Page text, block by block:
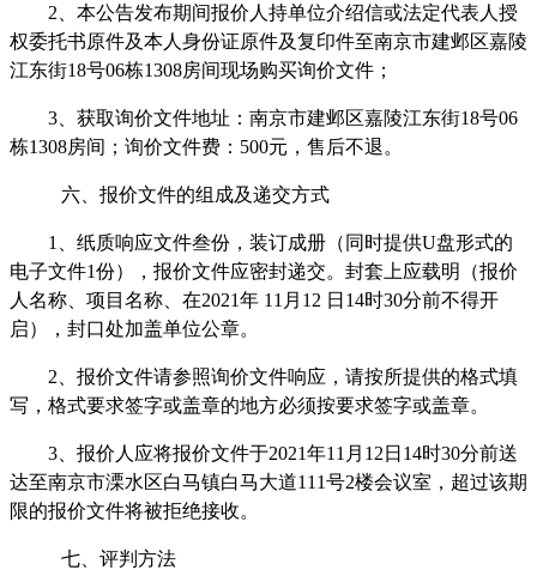
2 、本公告发布期间报价人持单位介绍信或法定代表人授
权委托书原件及本人身份证原件及复印件至南京市建邺区嘉陵
江东街18号06栋1308房间现场购买询价文件；
3 、获取询价文件地址：南京市建邺区嘉陵江东街18号06
栋1308房间；询价文件费： 500元，售后不退。
六 报价文件的组成及递交方式
1 、纸质响应文件叁份，装订成册（同时提供U盘形式的
电子文件1份）， 报价文件应密封递交。封套上应载明（报价
人名称、项目名称、在2021年 11 月 12 日 14时30分前不得开
启），封口处加盖单位公章。
2 报价文件请参照询价文件响应，请按所提供的格式填
写，格式要求签字或盖章的地方必须按要求签字或盖章。
3 报价人应将报价文件于2021年11 月 12 日 14时30分前送
达至南京市溧水区白马镇白马大道111号2楼会议室，超过该期
限的报价文件将被拒绝接收。
七、评判方法